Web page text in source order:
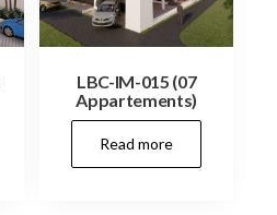
LBC-IM-015 (07
Appartements)
Read more